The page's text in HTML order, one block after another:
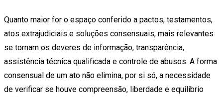
Quanto maior for o espaço conferido a pactos, testamentos,
atos extrajudiciais e soluções consensuais, mais relevantes
se tornam os deveres de informação, transparência,
assistência técnica qualificada e controle de abusos. A forma
consensual de um ato não elimina, por si só, a necessidade
de verificar se houve compreensão, liberdade e equilíbrio